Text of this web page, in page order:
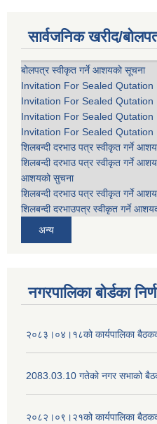
सार्वजनिक खरीद/
बोलपत्र स्वीकृत गर्ने आशयको सूचना
Invitation For Sealed Qutation
Invitation For Sealed Qutation
Invitation For Sealed Qutation
Invitation For Sealed Qutation
शिलबन्दी दरभाउ पत्र स्वीकृत गर्ने
शिलबन्दी दरभाउ पत्र स्वीकृत गर्ने
आशयको सुचना
शिलबन्दी दरभाउ पत्र स्वीकृत गर्ने
शिलबन्दी दरभाउपत्र स्वीकृत गर्ने
अन्य
नगरपालिका बोर्डका
२०८३।०४।१८को कार्यपालिका
2083.03.10 गतेको नगर सभाको
२०८२।०९।२१को कार्यपालिका